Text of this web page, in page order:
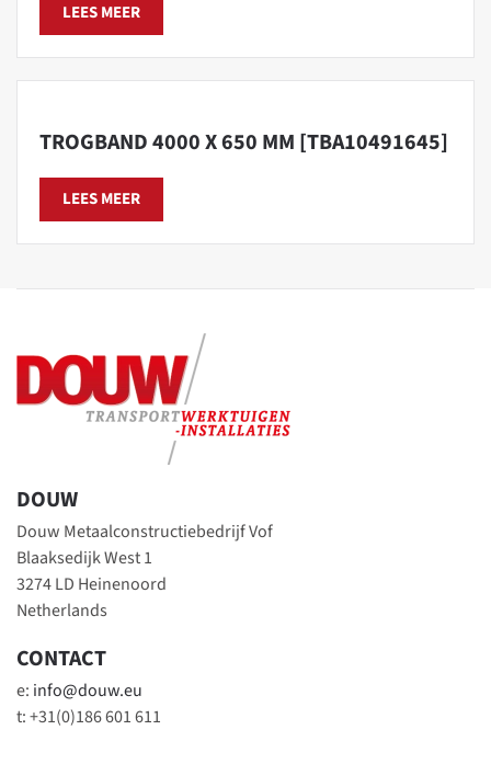
LEES MEER
TROGBAND 4000 X 650 MM [TBA10491645]
LEES MEER
DOUW
Douw Metaalconstructiebedrijf Vof
Blaaksedijk West 1
3274 LD Heinenoord
Netherlands
CONTACT
e: info@douw.eu
t: +31(0)186 601 611